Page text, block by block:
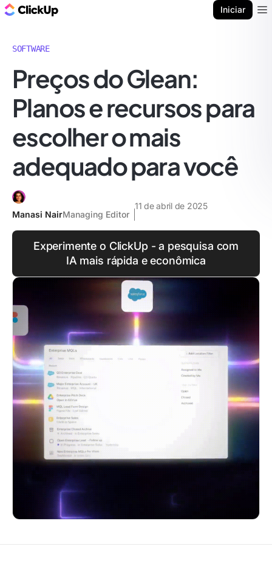
Iniciar
SOFTWARE
Preços do Glean:
Planos e recursos para
escolher o mais
adequado para você
Manasi NairManaging Editor
11 de abril de 2025
Experimente o ClickUp - a pesquisa com
IA mais rápida e econômica